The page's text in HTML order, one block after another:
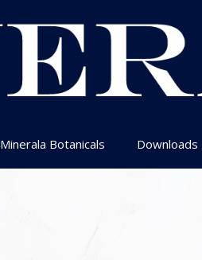
Minerala Botanicals Downloads